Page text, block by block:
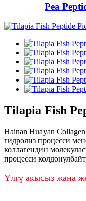
Pea
Tilapia Fish
Hainan Huayan
гидролиз процесси
коллагендин
процесси
Үлгү акысыз жана